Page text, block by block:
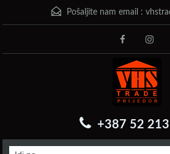
Pošaljite nam email :
+387 52